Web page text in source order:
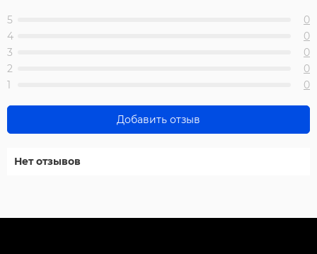
5
0
4
0
3
0
2
0
1
0
Добавить отзыв
Нет отзывов